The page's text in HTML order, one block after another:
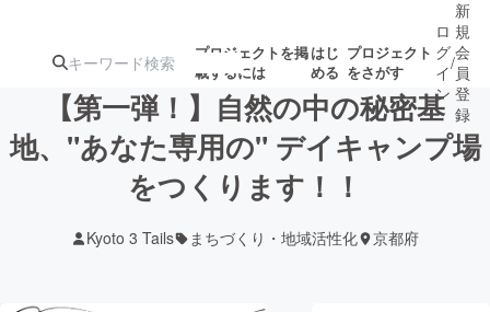
プロジェクトを掲
載するには
はじ
める
プロジェクト
をさがす
注目のリ 注目の新着プロ
ジェクト
募集終了が近いプ
ロジェクト
ロ
グ
イ
ン
/
新
規
会
員
登
録
【第一弾！】自然の中の秘密基
地、"あなた専用の" デイキャンプ場
をつくります！！
Kyoto 3 Tails まちづくり・地域活性化 京都府